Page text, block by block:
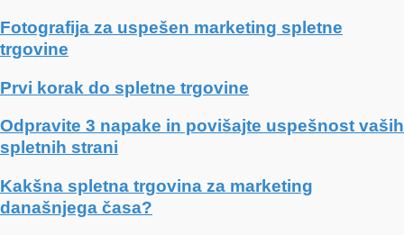
Fotografija za uspešen marketing spletne
trgovine
Prvi korak do spletne trgovine
Odpravite 3 napake in povišajte uspešnost vaših
spletnih strani
Kakšna spletna trgovina za marketing
današnjega časa?